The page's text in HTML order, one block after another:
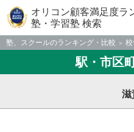
オリコン顧客満足度ラ
塾・学習塾 検索
塾、スクールのランキング・比較
駅・市区
滋